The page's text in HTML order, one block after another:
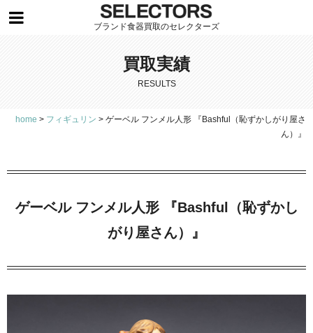
ブランド食器買取のセレクターズ
買取実績
RESULTS
home > フィギュリン > ゲーベル フンメル人形 『Bashful（恥ずかしがり屋さ
ん）』
ゲーベル フンメル人形 『Bashful（恥ずかし
がり屋さん）』